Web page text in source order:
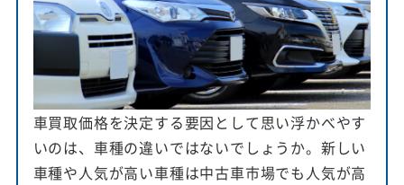
車買取価格を決定する要因として思い浮かべやす
いのは、車種の違いではないでしょうか。新しい
車種や人気が高い車種は中古車市場でも人気が高